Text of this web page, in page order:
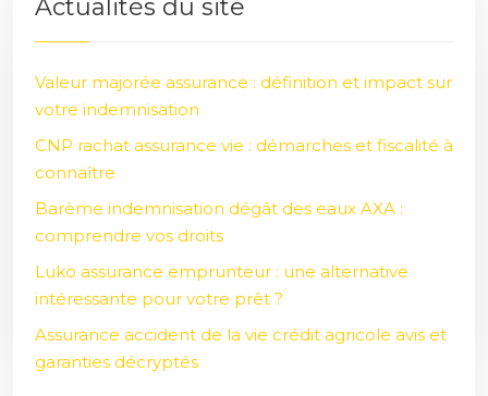
Actualités du site
Valeur majorée assurance : définition et impact sur
votre indemnisation
CNP rachat assurance vie : démarches et fiscalité à
connaître
Barème indemnisation dégât des eaux AXA :
comprendre vos droits
Luko assurance emprunteur : une alternative
intéressante pour votre prêt ?
Assurance accident de la vie crédit agricole avis et
garanties décryptés